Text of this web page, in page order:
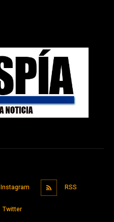
Instagram RSS
Twitter